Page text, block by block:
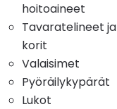
hoitoaineet
Tavaratelineet ja
korit
Valaisimet
Pyöräilykypärät
Lukot